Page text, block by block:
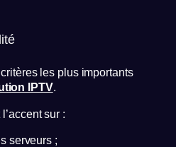
les plus importants
IPTV.
l’accent sur :
serveurs ;